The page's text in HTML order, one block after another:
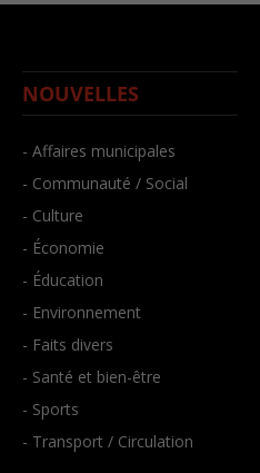
NOUVELLES
- Affaires municipales
- Communauté / Social
- Culture
- Économie
- Éducation
- Environnement
- Faits divers
- Santé et bien-être
- Sports
- Transport / Circulation